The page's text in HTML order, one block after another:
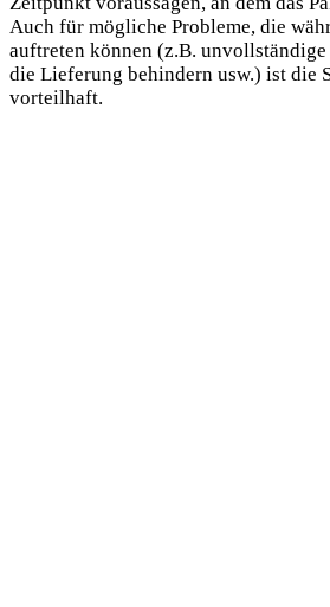
Auch für mögliche Probleme, die
auftreten können (z.B. unvollständige
die Lieferung behindern usw.) ist die
vorteilhaft.